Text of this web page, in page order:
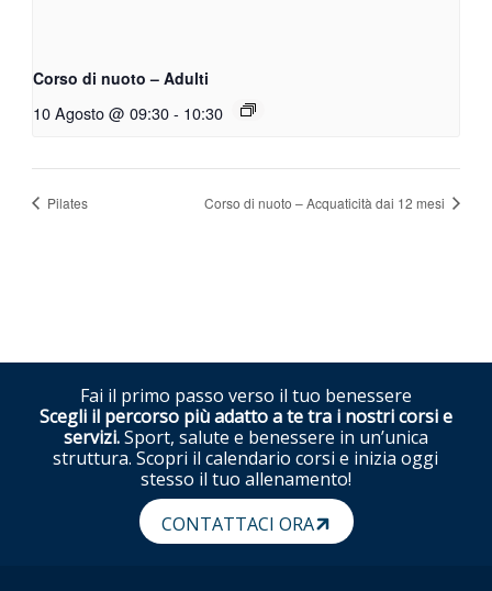
Corso di nuoto – Adulti
10 Agosto @ 09:30 - 10:30
Pilates Corso di nuoto – Acquaticità dai 12 mesi
Fai il primo passo verso il tuo benessere
Scegli il percorso più adatto a te tra i nostri corsi e
servizi.Sport, salute e benessere in un’unica
struttura. Scopri il calendario corsi e inizia oggi
stesso il tuo allenamento!
CONTATTACI ORA